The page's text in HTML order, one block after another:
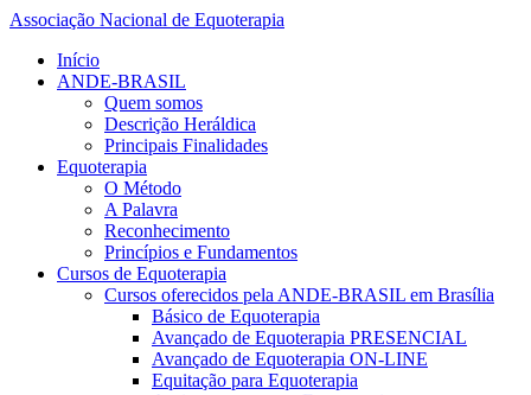
Associação Nacional de Equoterapia
Início
ANDE-BRASIL
Quem somos
Descrição Heráldica
Principais Finalidades
Equoterapia
O Método
A Palavra
Reconhecimento
Princípios e Fundamentos
Cursos de Equoterapia
Cursos oferecidos pela ANDE-BRASIL em Brasília
Básico de Equoterapia
Avançado de Equoterapia PRESENCIAL
Avançado de Equoterapia ON-LINE
Equitação para Equoterapia